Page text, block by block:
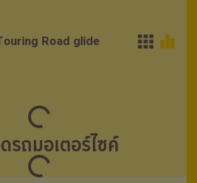
Road glide
Road glide
รถมอเตอร์ไซค์